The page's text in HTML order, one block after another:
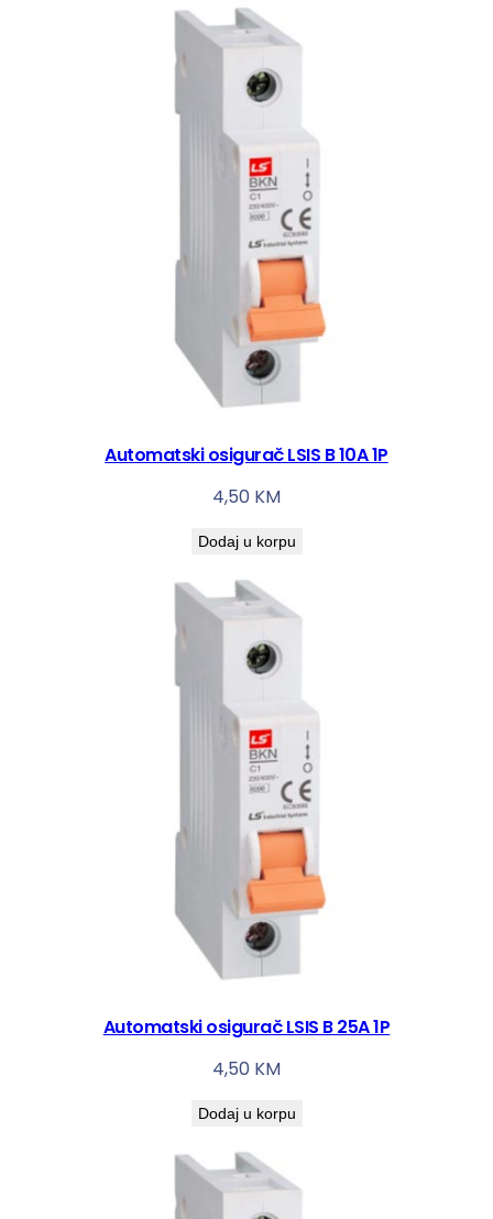
Automatski osigurač LSIS B 10A 1P
4,50 KM
Dodaj u korpu
Automatski osigurač LSIS B 25A 1P
4,50 KM
Dodaj u korpu